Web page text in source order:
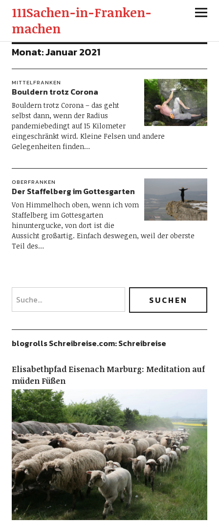
111Sachen-in-Franken-
machen
Monat:Januar 2021
MITTELFRANKEN
Bouldern trotz Corona
Bouldern trotz Corona – das geht
selbst dann, wenn der Radius
pandemiebedingt auf 15 Kilometer
eingeschränkt wird. Kleine Felsen und andere
Gelegenheiten finden…
OBERFRANKEN
Der Staffelberg im Gottesgarten
Von Himmelhoch oben, wenn ich vom
Staffelberg im Gottesgarten
hinuntergucke, von dort ist die
Aussicht großartig. Einfach deswegen, weil der oberste
Teil des…
blogrolls Schreibreise.com: Schreibreise
Elisabethpfad Eisenach Marburg: Meditation auf
müden Füßen